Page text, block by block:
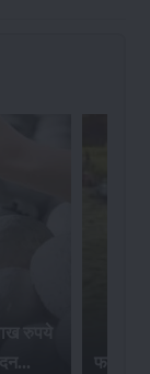
रुपये
फसल